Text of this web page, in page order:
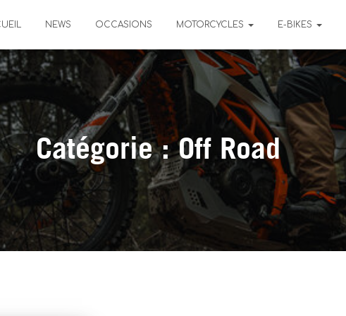
NEWS OCCASIONS MOTORCYCLES E-BIKES
Catégorie :Off Road